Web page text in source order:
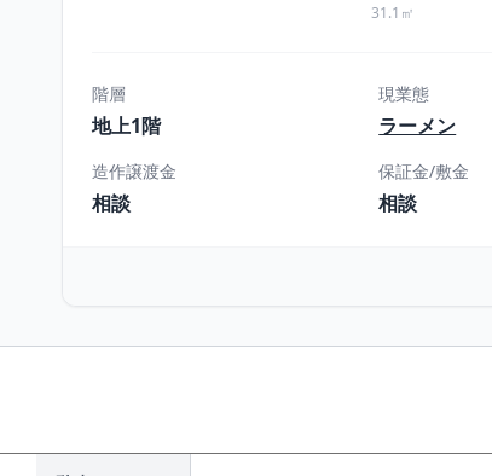
31.1㎡
階層
地上1階
現業態
ラーメン
造作譲渡金
相談
保証金/敷金
相談